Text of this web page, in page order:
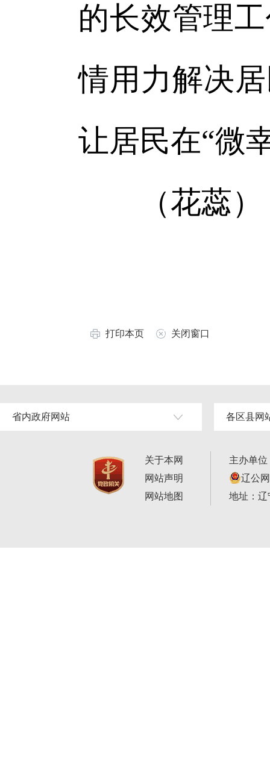
的长效管理
情用力解决
让居民在“微
（花蕊）
打印本页 关闭窗口
省内政府网站 各区县网
关于本网
网站声明
网站地图
主办单
辽公
地址：辽